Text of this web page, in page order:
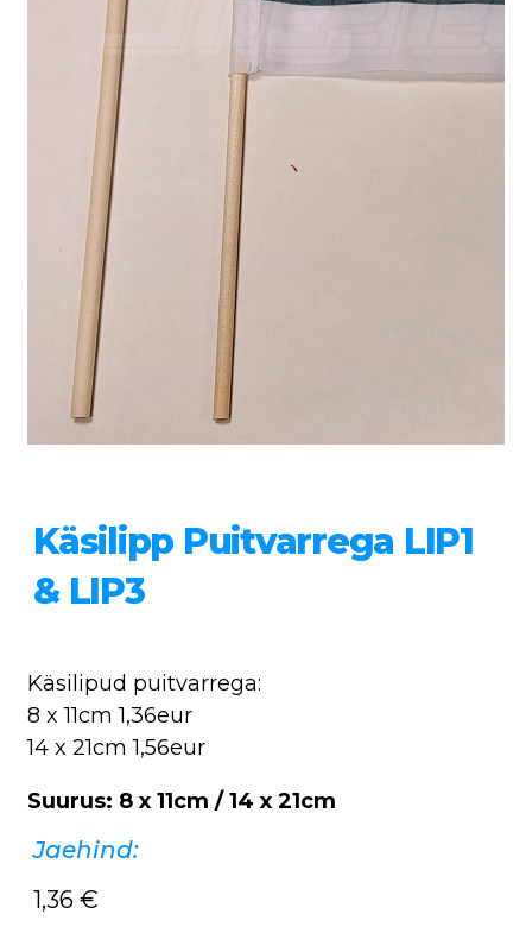
Käsilipp Puitvarrega LIP1
& LIP3
Käsilipud puitvarrega:
8 x 11cm 1,36eur
14 x 21cm 1,56eur
Suurus: 8 x 11cm / 14 x 21cm
Jaehind:
1,36 €